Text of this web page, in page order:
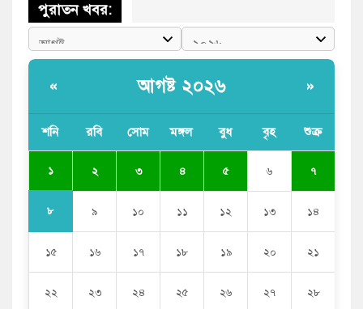
পুরাতন খবর:
« আগষ্ট ২০২৬ »
শনি রবি সোম মঙ্গল বুধ বৃহ শুক্র
১ ২ ৩ ৪ ৫ ৬ ৭
৮ ৯ ১০ ১১ ১২ ১৩ ১৪
১৫ ১৬ ১৭ ১৮ ১৯ ২০ ২১
২২ ২৩ ২৪ ২৫ ২৬ ২৭ ২৮